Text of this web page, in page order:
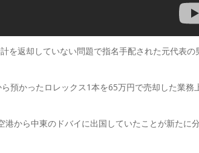
を返却していない問題で指名手配された元代表の
預かったロレックス1本を65万円で売却した業務
から中東のドバイに出国していたことが新たに